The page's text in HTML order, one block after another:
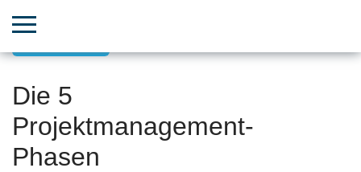
Die 5
Projektmanagement-
Phasen